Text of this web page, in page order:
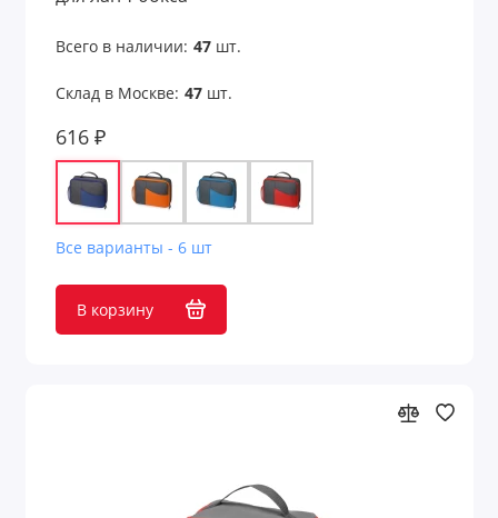
Всего в наличии: 47шт.
Склад в Москве: 47шт.
616 ₽
Все варианты - 6 шт
В корзину